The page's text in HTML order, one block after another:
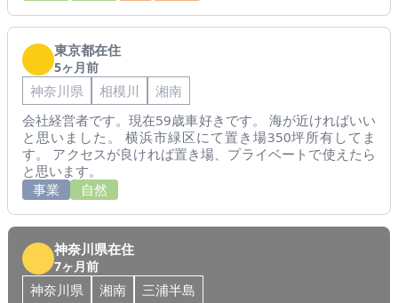
東京都在住
5ヶ月前
神奈川県 相模川
湘南
会社経営者です。現在59歳車好きです。 海が近ければいい
と思いました。 横浜市緑区にて置き場350坪所有してま
す。 アクセスが良ければ置き場、プライベートで使えたら
と思います。
事業
自然
神奈川県在住
7ヶ月前
神奈川県 湘南
三浦半島